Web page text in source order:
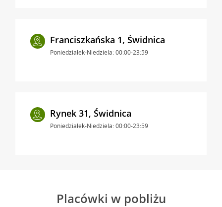
Franciszkańska 1, Świdnica
Poniedziałek-Niedziela: 00:00-23:59
Rynek 31, Świdnica
Poniedziałek-Niedziela: 00:00-23:59
Placówki w pobliżu